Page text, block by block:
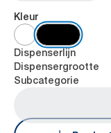
Kleur
Dispenserlijn
Dispensergrootte
Subcategorie